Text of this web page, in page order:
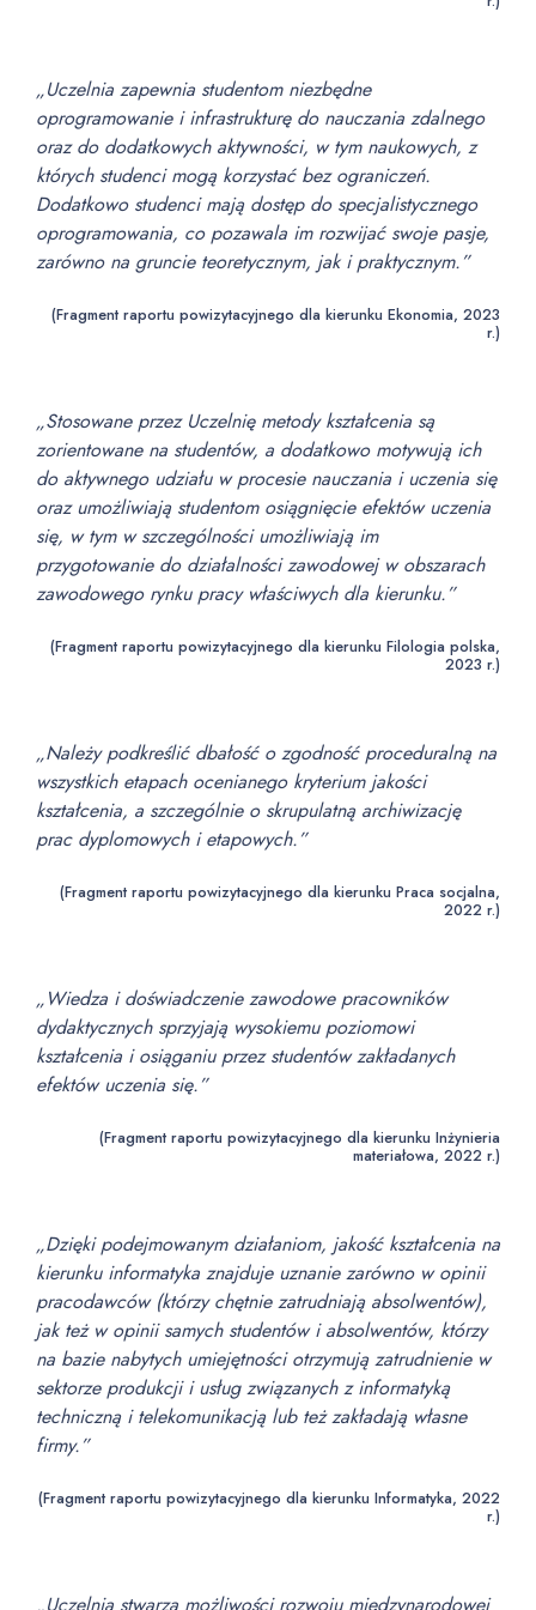
„Uczelnia zapewnia studentom niezbędne
oprogramowanie i infrastrukturę do nauczania zdalnego
oraz do dodatkowych aktywności, w tym naukowych, z
których studenci mogą korzystać bez ograniczeń.
Dodatkowo studenci mają dostęp do specjalistycznego
oprogramowania, co pozawala im rozwijać swoje pasje,
zarówno na gruncie teoretycznym, jak i praktycznym.”
(Fragment raportu powizytacyjnego dla kierunku Ekonomia, 2023
r.)
„Stosowane przez Uczelnię metody kształcenia są
zorientowane na studentów, a dodatkowo motywują ich
do aktywnego udziału w procesie nauczania i uczenia się
oraz umożliwiają studentom osiągnięcie efektów uczenia
się, w tym w szczególności umożliwiają im
przygotowanie do działalności zawodowej w obszarach
zawodowego rynku pracy właściwych dla kierunku.”
(Fragment raportu powizytacyjnego dla kierunku Filologia polska,
2023 r.)
„Należy podkreślić dbałość o zgodność proceduralną na
wszystkich etapach ocenianego kryterium jakości
kształcenia, a szczególnie o skrupulatną archiwizację
prac dyplomowych i etapowych.”
(Fragment raportu powizytacyjnego dla kierunku Praca socjalna,
2022 r.)
„Wiedza i doświadczenie zawodowe pracowników
dydaktycznych sprzyjają wysokiemu poziomowi
kształcenia i osiąganiu przez studentów zakładanych
efektów uczenia się.”
(Fragment raportu powizytacyjnego dla kierunku Inżynieria
materiałowa, 2022 r.)
„Dzięki podejmowanym działaniom, jakość kształcenia na
kierunku informatyka znajduje uznanie zarówno w opinii
pracodawców (którzy chętnie zatrudniają absolwentów),
jak też w opinii samych studentów i absolwentów, którzy
na bazie nabytych umiejętności otrzymują zatrudnienie w
sektorze produkcji i usług związanych z informatyką
techniczną i telekomunikacją lub też zakładają własne
firmy.”
(Fragment raportu powizytacyjnego dla kierunku Informatyka, 2022
r.)